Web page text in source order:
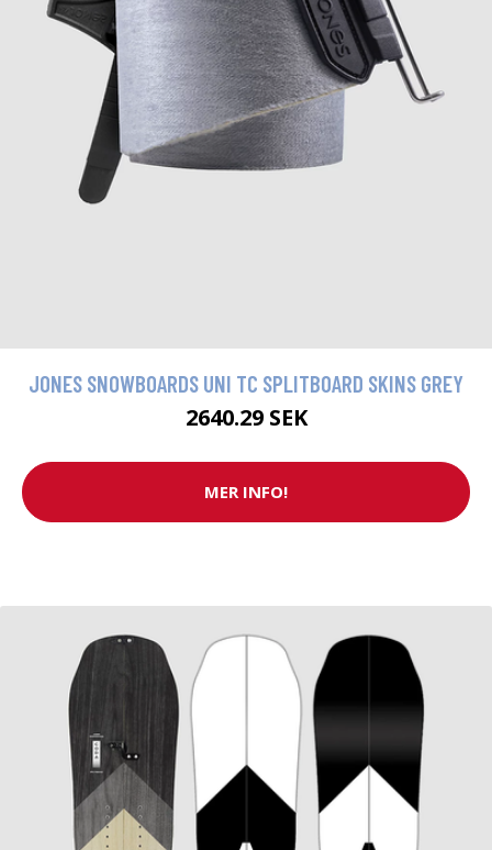
JONES SNOWBOARDS UNI TC SPLITBOARD SKINS GREY
2640.29 SEK
MER INFO!